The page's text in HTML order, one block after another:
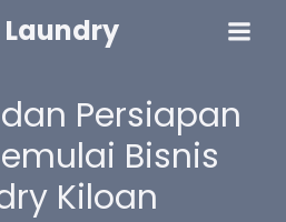
Persiapan
Bisnis
Kiloan